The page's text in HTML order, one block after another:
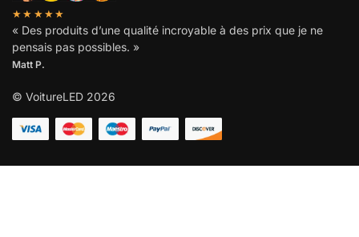
★★★★★
« Des produits d’une qualité incroyable à des prix que je ne
pensais pas possibles. »
Matt P.
© VoitureLED 2026